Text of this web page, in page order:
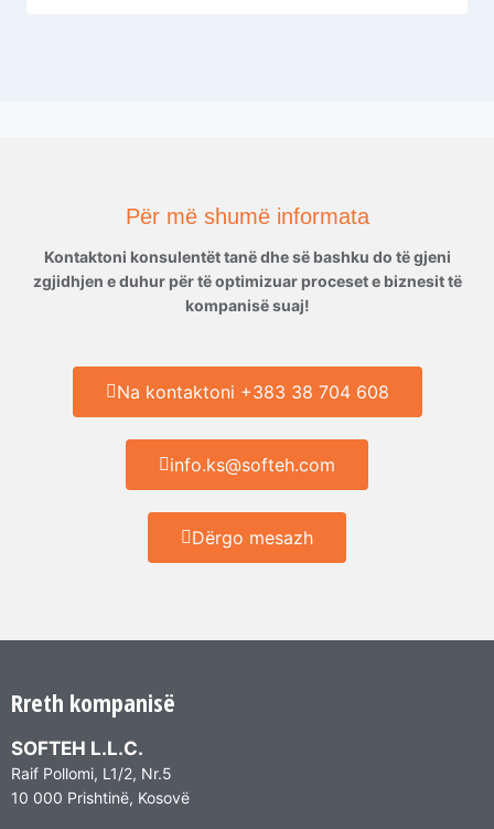
Për më shumë informata
Kontaktoni konsulentët tanë dhe së bashku do të gjeni
zgjidhjen e duhur për të optimizuar proceset e biznesit të
kompanisë suaj!
Na kontaktoni +383 38 704 608
info.ks@softeh.com
Dërgo mesazh
Rreth kompanisë
SOFTEH L.L.C.
Raif Pollomi, L1/2, Nr.5
10 000 Prishtinë, Kosovë